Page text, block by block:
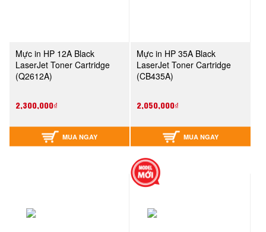
Mực in HP 12A Black
LaserJet Toner Cartridge
(Q2612A)
2,300,000₫
MUA NGAY
Mực in HP 35A Black
LaserJet Toner Cartridge
(CB435A)
2,050,000₫
MUA NGAY